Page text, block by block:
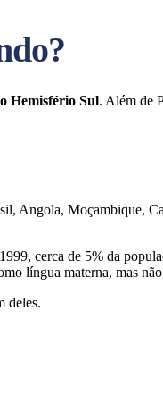
Hemisfério Sul. Além de
Angola, Moçambique,
cerca de 5% da
língua materna, mas
deles.